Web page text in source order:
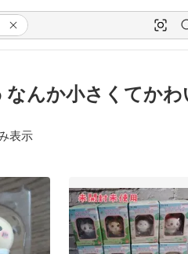
なんか小さくてか
表示